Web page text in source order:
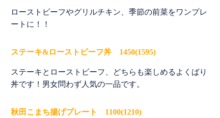
ローストビーフやグリルチキン、季節の前菜をワンプレ
ートに！！
ステーキ&ローストビーフ丼 1450(1595)
ステーキとローストビーフ、どちらも楽しめるよくばり
丼です！男女問わず人気の一品です。
秋田こまち揚げプレート 1100(1210)